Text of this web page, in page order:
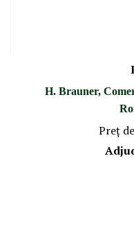
H. Brauner,
Preţ